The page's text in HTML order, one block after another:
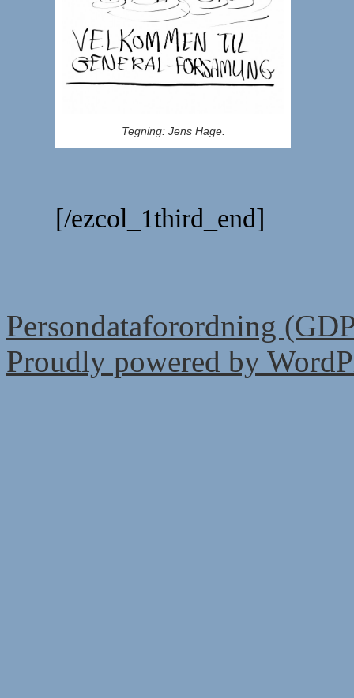
Tegning: Jens Hage.
[/ezcol_1third_end]
Persondataforordning
Proudly powered by